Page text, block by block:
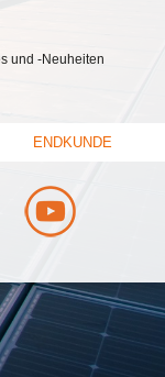
und -Neuheiten
ENDKUNDE